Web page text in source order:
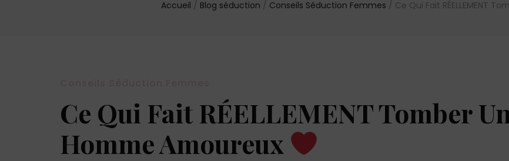
Accueil / Blog séduction / Conseils Séduction Femmes / Ce Qui Fait RÉELLEMENT
Ce Qui Fait RÉELLEMENT Tomber Un
Homme Amoureux